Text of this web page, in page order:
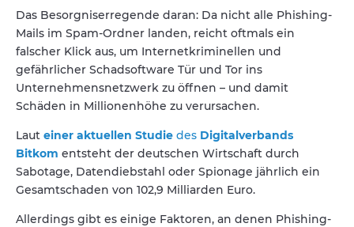
Das Besorgniserregende daran: Da nicht alle Phishing-
Mails im Spam-Ordner landen, reicht oftmals ein
falscher Klick aus, um Internetkriminellen und
gefährlicher Schadsoftware Tür und Tor ins
Unternehmensnetzwerk zu öffnen – und damit
Schäden in Millionenhöhe zu verursachen.
Laut einer aktuellen Studie des Digitalverbands
Bitkom entsteht der deutschen Wirtschaft durch
Sabotage, Datendiebstahl oder Spionage jährlich ein
Gesamtschaden von 102,9 Milliarden Euro.
Allerdings gibt es einige Faktoren, an denen Phishing-